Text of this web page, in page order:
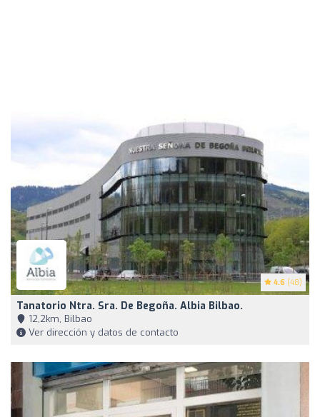
4.6 (48)
Tanatorio Ntra. Sra. De Begoña. Albia Bilbao.
12,2km, Bilbao
Ver dirección y datos de contacto